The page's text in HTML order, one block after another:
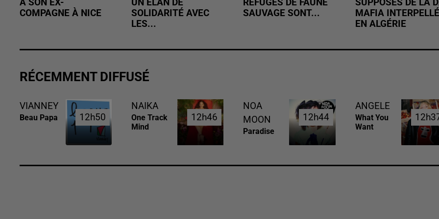
À SON EX-
COMPAGNE À NICE
UN ÉLAN DE
SOLIDARITÉ AVEC
LES...
REFUGES DE FAUNE
SAUVAGE SONT...
SUPPOSÉS DE LA
MAFIA INTERPELLÉ
EN ALGÉRIE
RÉCEMMENT DIFFUSÉ
VIANNEY
Beau Papa 12h50
12h50
NAIKA
One Track
Mind
12h46
12h46
NOA
MOON
Paradise
12h44
12h44
ANGELE
What You
Want